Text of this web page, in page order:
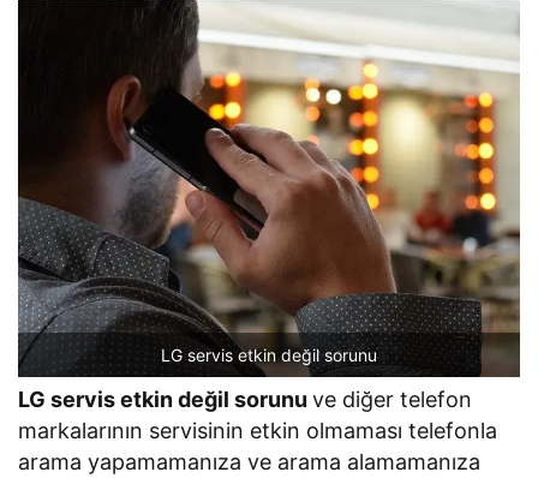
LG servis etkin değil sorunu
LG servis etkin değil sorunuve diğer telefon
markalarının servisinin etkin olmaması telefonla
arama yapamamanıza ve arama alamamanıza